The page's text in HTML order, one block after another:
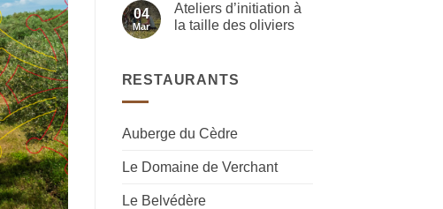
sur
Portes
ouvertes
Fête
!
04
Mar
Ateliers d’initiation à
la taille des oliviers
Ateliers
d’initiation
des
RESTAURANTS
Auberge du Cèdre
Le Domaine de Verchant
Le Belvédère